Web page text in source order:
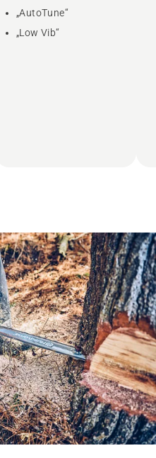
„AutoTune“
„Low Vib“